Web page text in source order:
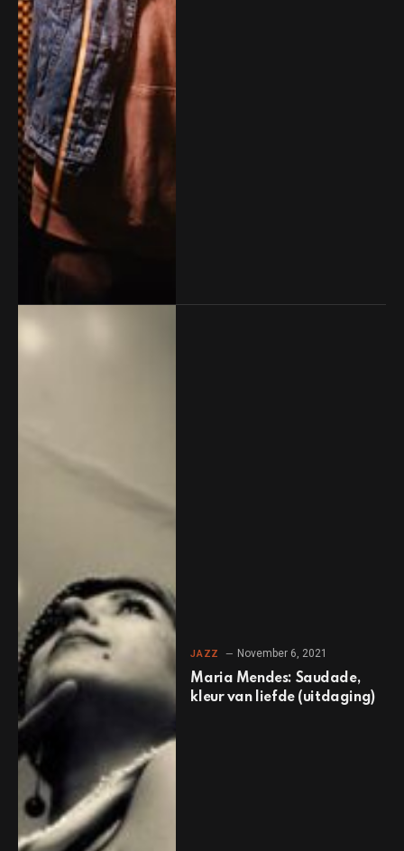
JAZZ November 6, 2021
Maria Mendes: Saudade,
kleur van liefde (uitdaging)